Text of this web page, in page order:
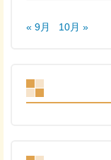
« 9月 10月 »